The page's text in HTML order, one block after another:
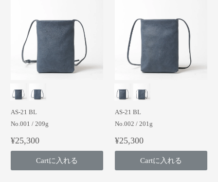
AS-21 BL
No.001 / 209g
¥25,300
Cartに入れる
AS-21 BL
No.002 / 201g
¥25,300
Cartに入れる